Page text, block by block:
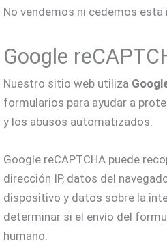
No vendemos ni cedemos
Google
Nuestro sitio web utiliza
formularios para ayudar a
y los abusos automatizados.
Google reCAPTCHA puede
dirección IP, datos del
dispositivo y datos sobre la
determinar si el envío del
humano.